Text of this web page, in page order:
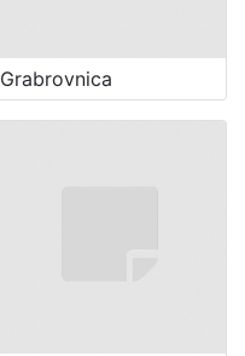
Grabrovnica